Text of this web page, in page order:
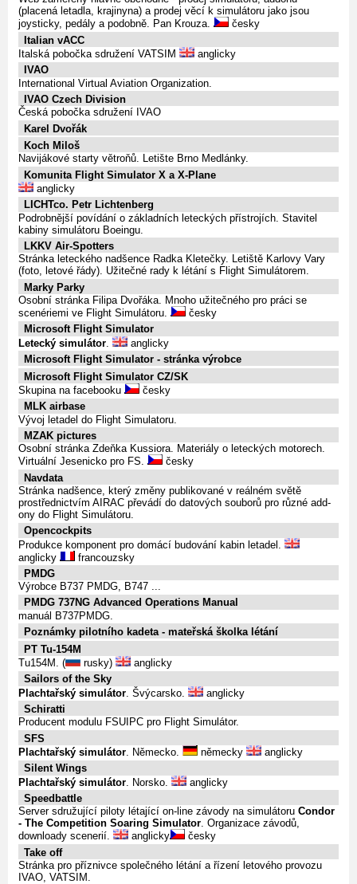
(placená letadla, krajinyna) a prodej věcí k simulátoru jako jsou
joysticky, pedály a podobně. Pan Krouza.
česky
Italian vACC
Italská pobočka sdružení VATSIM
anglicky
IVAO
International Virtual Aviation Organization.
IVAO Czech Division
Česká pobočka sdružení IVAO
Karel Dvořák
Koch Miloš
Navijákové starty větroňů. Letište Brno Medlánky.
Komunita Flight Simulator X a X-Plane
anglicky
LICHTco. Petr Lichtenberg
Podrobnější povídání o základních leteckých přístrojích. Stavitel
kabiny simulátoru Boeingu.
LKKV Air-Spotters
Stránka leteckého nadšence Radka Kletečky. Letiště Karlovy Vary
(foto, letové řády). Užitečné rady k létání s Flight Simulátorem.
Marky Parky
Osobní stránka Filipa Dvořáka. Mnoho užitečného pro práci se
scenériemi ve Flight Simulátoru.
česky
Microsoft Flight Simulator
Letecký simulátor
anglicky
Microsoft Flight Simulator - stránka výrobce
Microsoft Flight Simulator CZ/SK
Skupina na facebooku
česky
MLK airbase
Vývoj letadel do Flight Simulatoru.
MZAK pictures
Osobní stránka Zdeňka Kussiora. Materiály o leteckých motorech.
Virtuální Jesenicko pro FS.
česky
Navdata
Stránka nadšence, který změny publikované v reálném světě
prostřednictvím AIRAC převádí do datových souborů pro různé add-
ony do Flight Simulátoru.
Opencockpits
Produkce komponent pro domácí budování kabin letadel.
anglicky
francouzsky
PMDG
Výrobce B737 PMDG, B747 ...
PMDG 737NG Advanced Operations Manual
manuál B737PMDG.
Poznámky pilotního kadeta - mateřská školka létání
PT Tu-154M
Tu154M. (
rusky)
anglicky
Sailors of the Sky
Plachtařský simulátor . Švýcarsko.
anglicky
Schiratti
Producent modulu FSUIPC pro Flight Simulátor.
SFS
Plachtařský simulátor. Německo. německy
anglicky
Silent Wings
Plachtařský simulátor . Norsko.
anglicky
Speedbattle
Server sdružující piloty létající on-line závody na simulátoru Condor
- The Competition Soaring Simulator. Organizace závodů,
downloady scenerií.
anglicky
česky
Take off
Stránka pro příznivce společného létání a řízení letového provozu
IVAO, VATSIM.